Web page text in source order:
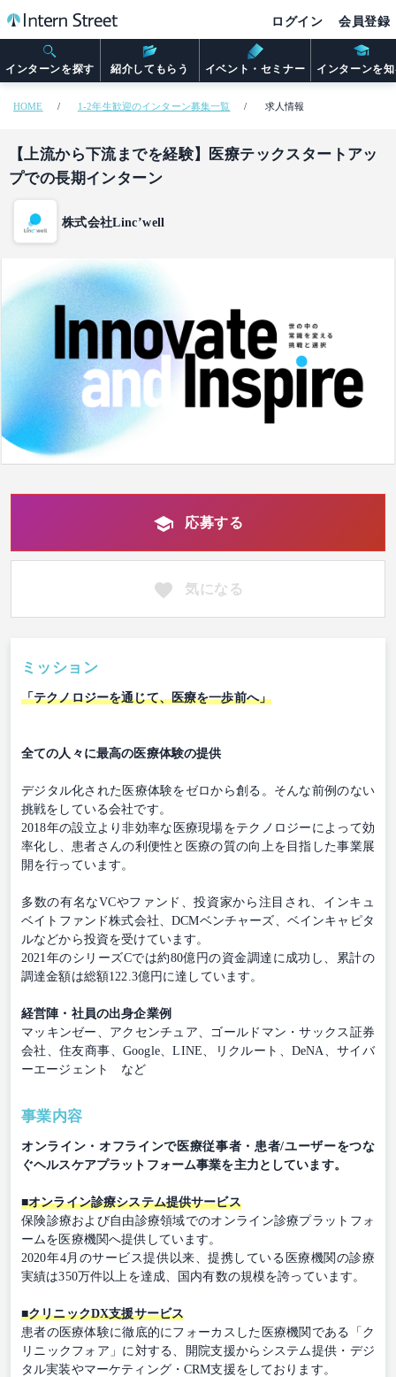
インターンを探す 紹介してもらう イベント・セミナー インターンを
ログイン 会員登録
HOME 1-2年生歓迎のインターン募集一覧 求人情報
【上流から下流までを経験】医療テックスタートアッ
プでの長期インターン
株式会社Linc’well
応募する
気になる
ミッション
「テクノロジーを通じて、医療を一歩前へ」
全ての人々に最高の医療体験の提供
デジタル化された医療体験をゼロから創る。そんな前例のない
挑戦をしている会社です。
2018年の設立より非効率な医療現場をテクノロジーによって効
率化し、患者さんの利便性と医療の質の向上を目指した事業展
開を行っています。
多数の有名なVCやファンド、投資家から注目され、インキュ
ベイトファンド株式会社、DCMベンチャーズ、ベインキャピタ
ルなどから投資を受けています。
2021年のシリーズCでは約80億円の資金調達に成功し、累計の
調達金額は総額122.3億円に達しています。
経営陣・社員の出身企業例
マッキンゼー、アクセンチュア、ゴールドマン・サックス証券
会社、住友商事、Google、LINE、リクルート、DeNA、サイバ
ーエージェント など
事業内容
オンライン・オフラインで医療従事者・患者/ユーザーをつな
ぐヘルスケアプラットフォーム事業を主力としています。
■オンライン診療システム提供サービス
保険診療および自由診療領域でのオンライン診療プラットフォ
ームを医療機関へ提供しています。
2020年4月のサービス提供以来、提携している医療機関の診療
実績は350万件以上を達成、国内有数の規模を誇っています。
■クリニックDX支援サービス
患者の医療体験に徹底的にフォーカスした医療機関である「ク
リニックフォア」に対する、開院支援からシステム提供・デジ
タル実装やマーケティング・CRM支援をしております。